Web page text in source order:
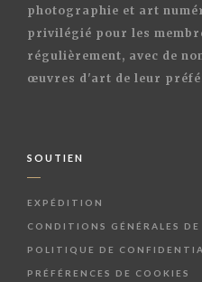
photographie et art
privilégié pour les
régulièrement, avec de
œuvres d'art de leur
SOUTIEN
EXPÉDITION
CONDITIONS GÉNÉRALES DE
POLITIQUE DE
PRÉFÉRENCES DE COOKIES